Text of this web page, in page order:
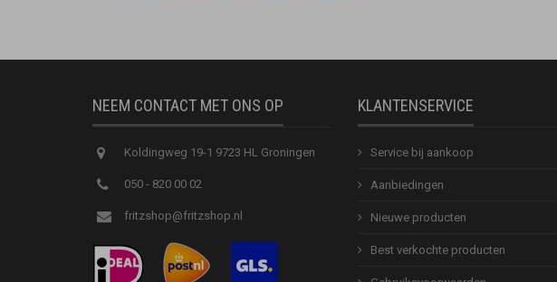
NEEM CONTACT MET ONS OP
Koldingweg 19-1 9723 HL Groningen
050 - 820 00 02
fritzshop@fritzshop.nl
KLANTENSERVICE
Service bij aankoop
Aanbiedingen
Nieuwe producten
Best verkochte producten